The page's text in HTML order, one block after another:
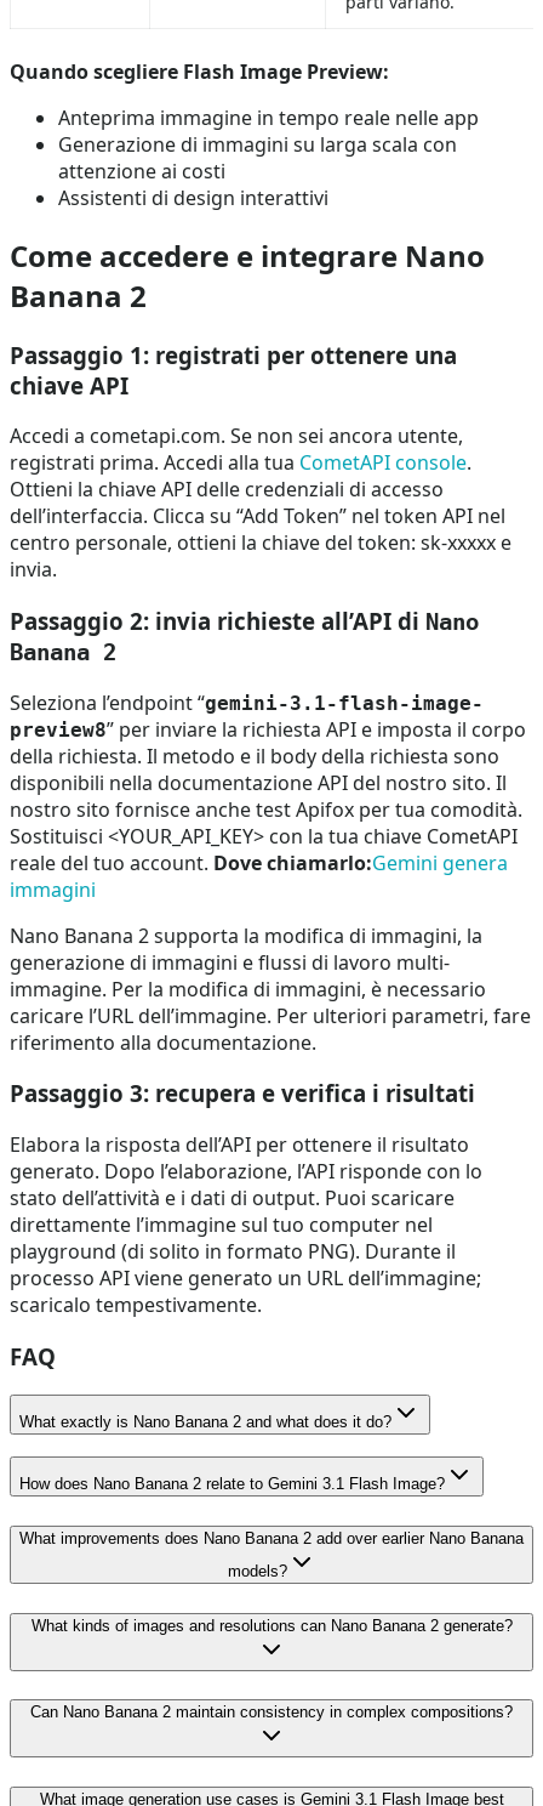
Quando scegliere Flash Image Preview:
Anteprima immagine in tempo reale nelle app
Generazione di immagini su larga scala con
attenzione ai costi
Assistenti di design interattivi
Come accedere e integrare Nano
Banana 2
Passaggio 1: registrati per ottenere una
chiave API
Accedi a cometapi.com. Se non sei ancora utente,
registrati prima. Accedi alla tua CometAPI console.
Ottieni la chiave API delle credenziali di accesso
dell’interfaccia. Clicca su “Add Token” nel token API nel
centro personale, ottieni la chiave del token: sk-xxxxx e
invia.
Passaggio 2: invia richieste all’API di Nano
Banana 2
Seleziona l’endpoint “gemini-3.1-flash-image-
preview8” per inviare la richiesta API e imposta il corpo
della richiesta. Il metodo e il body della richiesta sono
disponibili nella documentazione API del nostro sito. Il
nostro sito fornisce anche test Apifox per tua comodità.
Sostituisci <YOUR_API_KEY> con la tua chiave CometAPI
reale del tuo account. Dove chiamarlo:Gemini genera
immagini
Nano Banana 2 supporta la modifica di immagini, la
generazione di immagini e flussi di lavoro multi-
immagine. Per la modifica di immagini, è necessario
caricare l’URL dell’immagine. Per ulteriori parametri, fare
riferimento alla documentazione.
Passaggio 3: recupera e verifica i risultati
Elabora la risposta dell’API per ottenere il risultato
generato. Dopo l’elaborazione, l’API risponde con lo
stato dell’attività e i dati di output. Puoi scaricare
direttamente l’immagine sul tuo computer nel
playground (di solito in formato PNG). Durante il
processo API viene generato un URL dell’immagine;
scaricalo tempestivamente.
FAQ
What exactly is Nano Banana 2 and what does it do?
How does Nano Banana 2 relate to Gemini 3.1 Flash Image?
What improvements does Nano Banana 2 add over earlier Nano Banana
models?
What kinds of images and resolutions can Nano Banana 2 generate?
Can Nano Banana 2 maintain consistency in complex compositions?
What image generation use cases is Gemini 3.1 Flash Image best